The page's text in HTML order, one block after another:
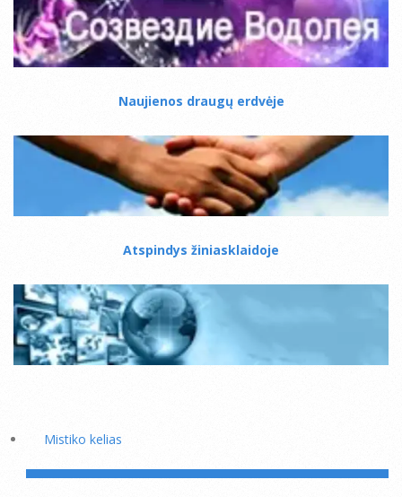
Naujienos draugų erdvėje
Atspindys žiniasklaidoje
Mistiko kelias